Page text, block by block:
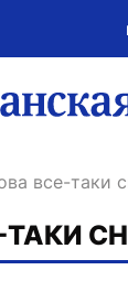
ссылка
все-таки